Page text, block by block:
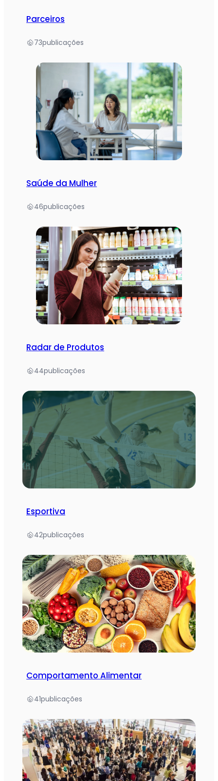
Parceiros
73publicações
Saúde da Mulher
46publicações
Radar de Produtos
44publicações
Esportiva
42publicações
Comportamento Alimentar
41publicações